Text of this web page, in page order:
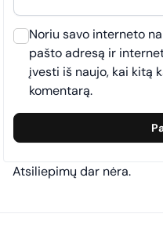
Atsiliepimų dar nėra.
Noriu savo interneto
pašto adresą ir
įvesti iš naujo, kai kitą
komentarą.